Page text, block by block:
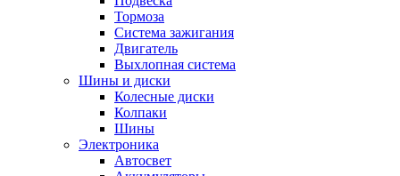
Тормоза
Система зажигания
Двигатель
Выхлопная система
Шины и диски
Колесные диски
Колпаки
Шины
Электроника
Автосвет